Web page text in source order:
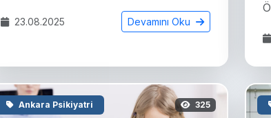
23.08.2025 Devamını Oku
Ankara Psikiyatri 325